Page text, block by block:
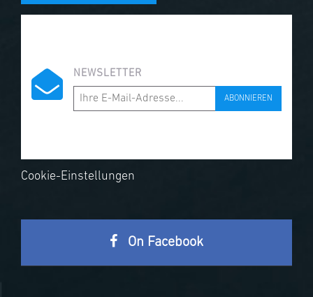
NEWSLETTER
ABONNIEREN
Cookie-Einstellungen
On Facebook